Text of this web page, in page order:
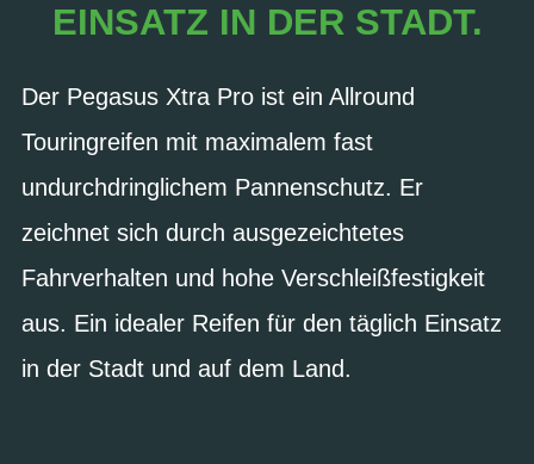
INSATZ IN DER STADT.
Der Pegasus Xtra Pro ist ein Allround
Touringreifen mit maximalem fast
undurchdringlichem Pannenschutz. Er
zeichnet sich durch ausgezeichtetes
Fahrverhalten und hohe Verschleißfestigkeit
aus. Ein idealer Reifen für den täglich Einsatz
in der Stadt und auf dem Land.